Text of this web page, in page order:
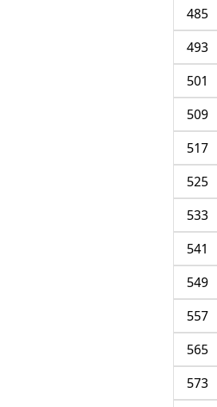
485
493
501
509
517
525
533
541
549
557
565
573